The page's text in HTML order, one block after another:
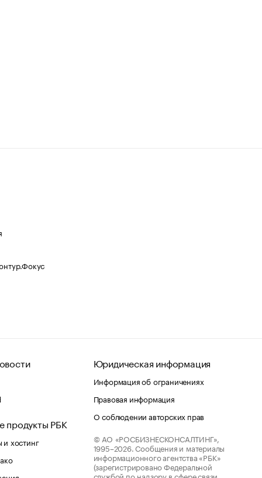
продукты РБК
хостинг
Юридическая информация
Информация об ограничениях
Правовая информация
О соблюдении авторских прав
© АО «РОСБИЗНЕСКОНСАЛТИНГ»,
1995–2026. Сообщения и материалы
информационного агентства «РБК»
(зарегистрировано Федеральной
службой по надзору в сфере связи,